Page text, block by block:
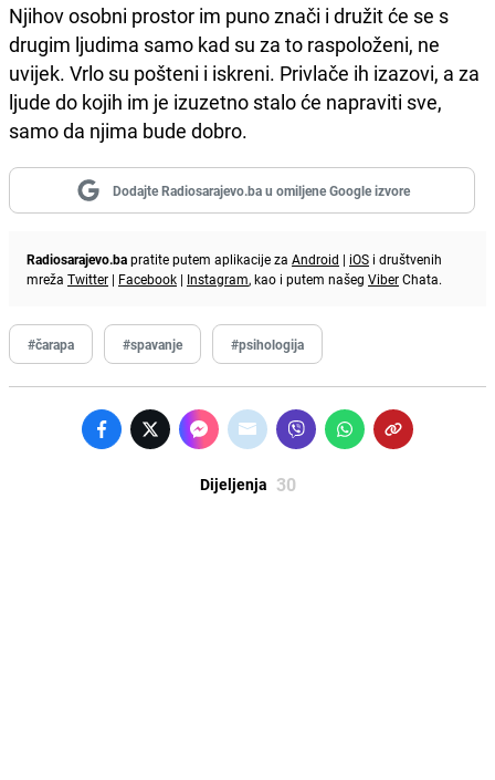
Njihov osobni prostor im puno znači i družit će se s
drugim ljudima samo kad su za to raspoloženi, ne
uvijek. Vrlo su pošteni i iskreni. Privlače ih izazovi, a za
ljude do kojih im je izuzetno stalo će napraviti sve,
samo da njima bude dobro.
Dodajte Radiosarajevo.ba u omiljene Google izvore
Radiosarajevo.bapratite putem aplikacije za Android | iOS i društvenih
mreža Twitter | Facebook | Instagram, kao i putem našeg ViberChata.
#čarapa #spavanje #psihologija
Dijeljenja 30